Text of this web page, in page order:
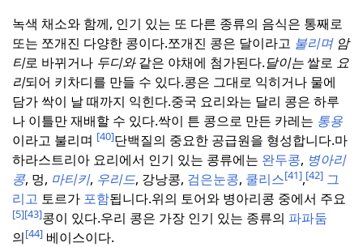
녹색 채소와 함께, 인기 있는 또 다른 종류의 음식은 통째로
또는 쪼개진 다양한 콩이다.쪼개진 콩은 달이라고 불리며 암
티로 바뀌거나 두디와같은 야채에 첨가된다.달이는쌀로 요
리되어 키차디를 만들 수 있다.콩은 그대로 익히거나 물에
담가 싹이 날 때까지 익힌다.중국 요리와는 달리 콩은 하루
나 이틀만 재배할 수 있다.싹이 튼 콩으로 만든 카레는 통용
이라고 불리며 [40]단백질의 중요한 공급원을 형성합니다.마
하라스트리아 요리에서 인기 있는 콩류에는 완두콩, 병아리
콩, 멍, 마티키, 우리드, 강낭콩, 검은눈콩, 쿨리스[41],[42] 그
리고 토르가 포함됩니다.위의 토어와 병아리콩 중에서 주요
[5][43]콩이 있다.우리 콩은 가장 인기 있는 종류의 파파둠
의[44] 베이스이다.